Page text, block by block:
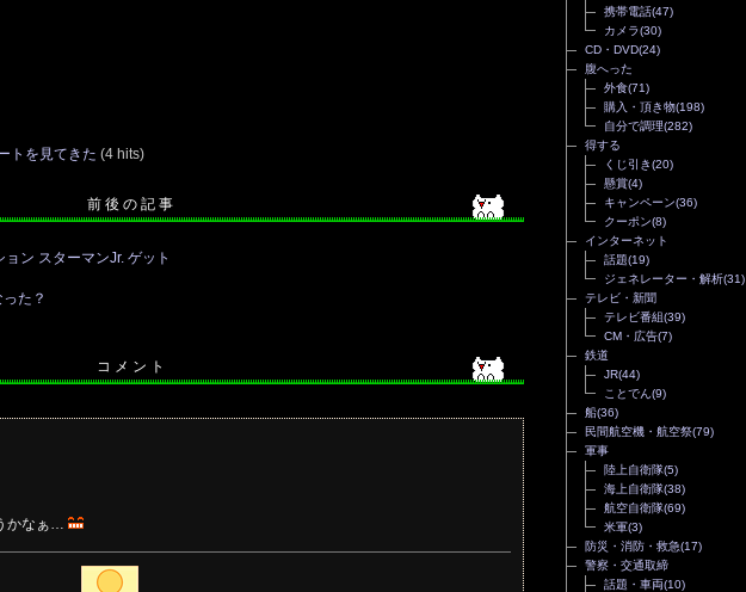
トを見てきた (4 hits)
前 後 の 記 事
ン スターマンJr. ゲット
た？
コ メ ン ト
かなぁ…
携帯電話(47)
カメラ(30)
CD・DVD(24)
腹へった
外食(71)
購入・頂き物(198)
自分で調理(282)
得する
くじ引き(20)
懸賞(4)
キャンペーン(36)
クーポン(8)
インターネット
話題(19)
ジェネレーター・解析(31)
テレビ・新聞
テレビ番組(39)
CM・広告(7)
鉄道
JR(44)
ことでん(9)
船(36)
民間航空機・航空祭(79)
軍事
陸上自衛隊(5)
海上自衛隊(38)
航空自衛隊(69)
米軍(3)
防災・消防・救急(17)
警察・交通取締
話題・車両(10)